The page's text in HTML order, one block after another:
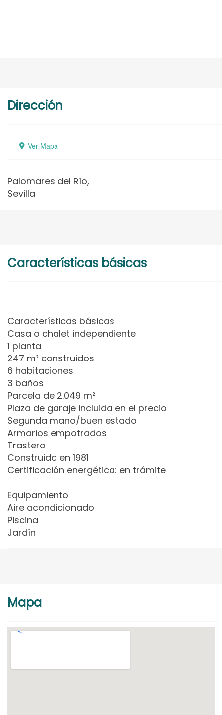
Dirección
Ver Mapa
Palomares del Río,
Sevilla
Características básicas
Características básicas
Casa o chalet independiente
1 planta
247 m² construidos
6 habitaciones
3 baños
Parcela de 2.049 m²
Plaza de garaje incluida en el precio
Segunda mano/buen estado
Armarios empotrados
Trastero
Construido en 1981
Certificación energética: en trámite
Equipamiento
Aire acondicionado
Piscina
Jardín
Mapa